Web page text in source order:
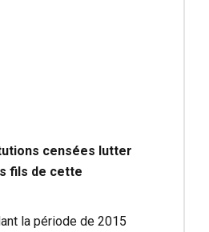
censées lutter
fils de cette
la période de 2015